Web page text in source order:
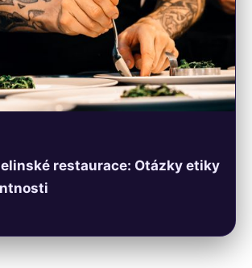
restaurace: Otázky etiky